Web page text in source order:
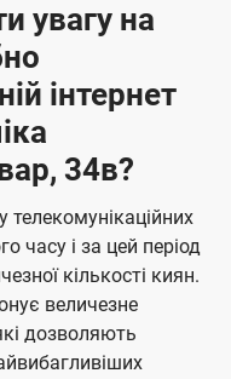
увагу на
інтернет
34в?
часу і за цей період
кількості киян.
величезне
дозволяють